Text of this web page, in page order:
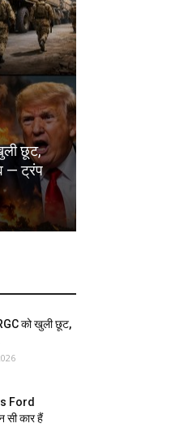
छूट,
— ट्रंप
को खुली छूट,
Ford
कार हैं